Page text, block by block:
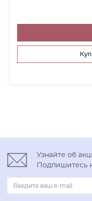
Узнайте об
Подпишитесь